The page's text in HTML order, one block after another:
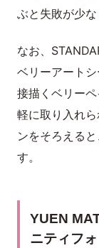
ぶと失敗が少な
なお、
ベリーアート
接描くベリー
軽に取り入れ
ンをそろえる
す。
YUEN
ニティフ